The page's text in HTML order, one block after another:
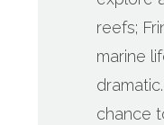
reefs;
marine
chance